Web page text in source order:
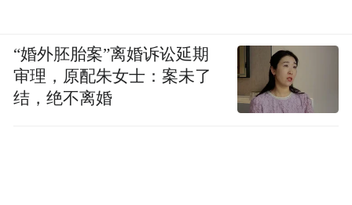
“婚外胚胎案”离婚诉讼延期
审理，原配朱女士：案未了
结，绝不离婚